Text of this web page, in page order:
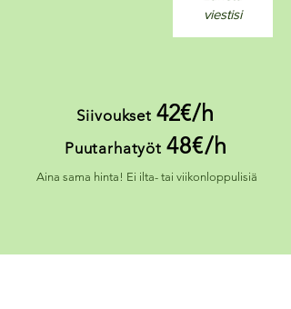
viestisi
Siivoukset 42€/h
Puutarhatyöt 48€/h
Aina sama hinta! Ei ilta- tai viikonloppulisiä